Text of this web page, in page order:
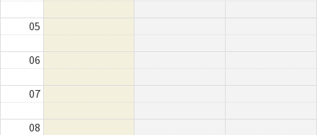
05
06
07
08